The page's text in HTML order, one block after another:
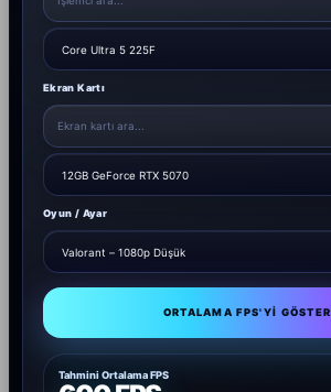
Ekran Kartı
Oyun / Ayar
ORTALAMA FPS'YI GÖSTER
Tahmini Ortalama FPS